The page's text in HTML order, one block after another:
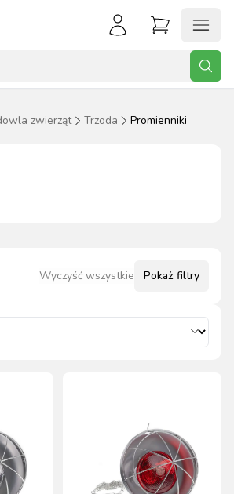
zwierząt Trzoda Promienniki
Wyczyść wszystkie Pokaż filtry